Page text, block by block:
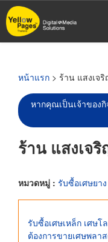
ข้าม
ไป
หน้าแรก > ร้าน แสงเจ
หากคุณเป็นเจ้าของ
ร้าน แสงเจ
หมวดหมู่ : รับซื้อเศษยาง
รับซื้อเศษเหล็ก เศษ
ต้องการขายเศษพลา